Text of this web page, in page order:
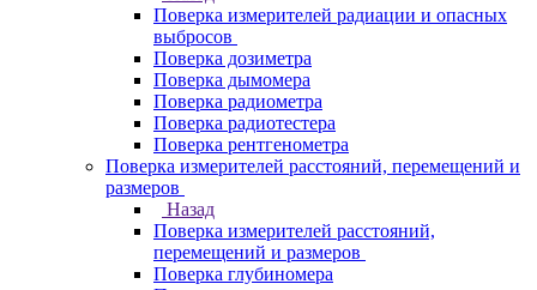
Поверка измерителей радиации и опасных
выбросов
Поверка дозиметра
Поверка дымомера
Поверка радиометра
Поверка радиотестера
Поверка рентгенометра
Поверка измерителей расстояний, перемещений и
размеров
Назад
Поверка измерителей расстояний,
перемещений и размеров
Поверка глубиномера